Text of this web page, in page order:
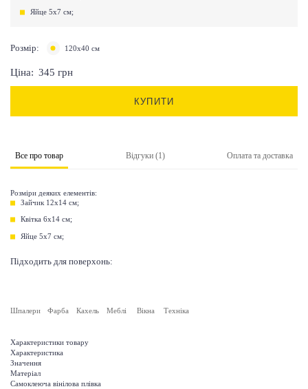
Яйце 5х7 см;
Розмір: 120х40 см
Ціна: 345 грн
КУПИТИ
Все про товар Відгуки (1) Оплата та доставка
Розміри деяких елементів:
Зайчик 12х14 см;
Квітка 6х14 см;
Яйце 5х7 см;
Підходить для поверхонь:
Шпалери Фарба Кахель Меблі Вікна Техніка
Характеристики товару
Характеристика
Значення
Матеріал
Самоклеюча вінілова плівка